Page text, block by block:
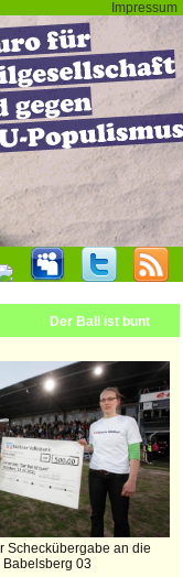
Impressum
Der Ball ist bunt
Scheckübergabe an die
Babelsberg 03